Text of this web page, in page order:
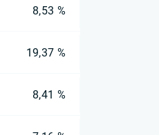
8,53 %
19,37 %
8,41 %